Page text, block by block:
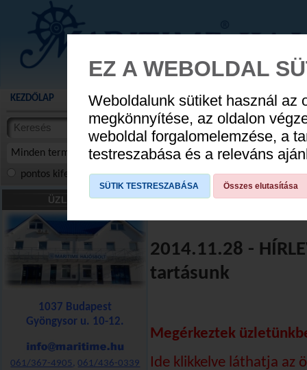
AUGUSZTUS
KEZDŐLAP AKCIÓS TERMÉKEK WEBÁRUHÁZ HÍREK
Minden termék
termékekben
cikkekben
pontos kifejezés összes szóra szóra, szótöredék
ÜZLETÜNK
1037 Budapest
Gyöngysor u. 10-12.
061/367-4905,061/436-0339
2014.11.28 -
tartásunk
Megérkeztek
Ide klikkelve láthatja az
EZ A WEBOLDAL
Weboldalunk sütiket használ az
megkönnyítése, az oldalon
weboldal forgalomelemzése, a
testreszabása és a releváns
SÜTIK TESTRESZABÁSA Összes elutasítása